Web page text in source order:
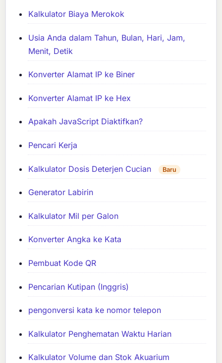
Kalkulator Biaya Merokok
Usia Anda dalam Tahun, Bulan, Hari, Jam,
Menit, Detik
Konverter Alamat IP ke Biner
Konverter Alamat IP ke Hex
Apakah JavaScript Diaktifkan?
Pencari Kerja
Kalkulator Dosis Deterjen Cucian Baru
Generator Labirin
Kalkulator Mil per Galon
Konverter Angka ke Kata
Pembuat Kode QR
Pencarian Kutipan (Inggris)
pengonversi kata ke nomor telepon
Kalkulator Penghematan Waktu Harian
Kalkulator Volume dan Stok Akuarium